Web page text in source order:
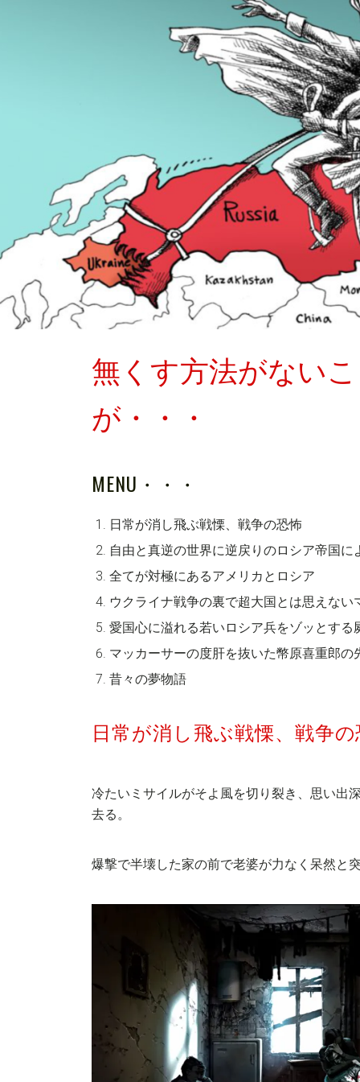
無くす方法がない
が・・・
MENU・・・
日常が消し飛ぶ戦慄、戦争の恐怖
自由と真逆の世界に逆戻りのロシア帝国に
全てが対極にあるアメリカとロシア
ウクライナ戦争の裏で超大国とは思えない
愛国心に溢れる若いロシア兵をゾッとする
マッカーサーの度肝を抜いた幣原喜重郎の
昔々の夢物語
日常が消し飛ぶ戦慄、戦争
冷たいミサイルがそよ風を切り裂き、思い出
去る。
爆撃で半壊した家の前で老婆が力なく呆然と